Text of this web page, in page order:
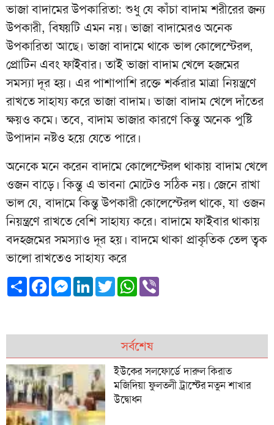
ভাজা বাদামের উপকারিতা: শুধু যে কাঁচা বাদাম শরীরের জন্য
উপকারী, বিষয়টি এমন নয়। ভাজা বাদামেরও অনেক
উপকারিতা আছে। ভাজা বাদামে থাকে ভাল কোলেস্টেরল,
প্রোটিন এবং ফাইবার। তাই ভাজা বাদাম খেলে হজমের
সমস্যা দূর হয়। এর পাশাপাশি রক্তে শর্করার মাত্রা নিয়ন্ত্রণে
রাখতে সাহায্য করে ভাজা বাদাম। ভাজা বাদাম খেলে দাঁতের
ক্ষয়ও কমে। তবে, বাদাম ভাজার কারণে কিন্তু অনেক পুষ্টি
উপাদান নষ্টও হয়ে যেতে পারে।
অনেকে মনে করেন বাদামে কোলেস্টেরল থাকায় বাদাম খেলে
ওজন বাড়ে। কিন্তু এ ভাবনা মোটেও সঠিক নয়। জেনে রাখা
ভাল যে, বাদামে কিন্তু উপকারী কোলেস্টেরল থাকে, যা ওজন
নিয়ন্ত্রণে রাখতে বেশি সাহায্য করে। বাদামে ফাইবার থাকায়
বদহজমের সমস্যাও দূর হয়। বাদমে থাকা প্রাকৃতিক তেল ত্বক
ভালো রাখতেও সাহায্য করে
ShareFacebookMessenger
LinkedInTwitterWhatsApp
সর্বশেষ
ইউকের সলফোর্ডে দারুল কিরাত
মজিদিয়া ফুলতলী ট্রাস্টের নতুন শাখার
উদ্বোধন